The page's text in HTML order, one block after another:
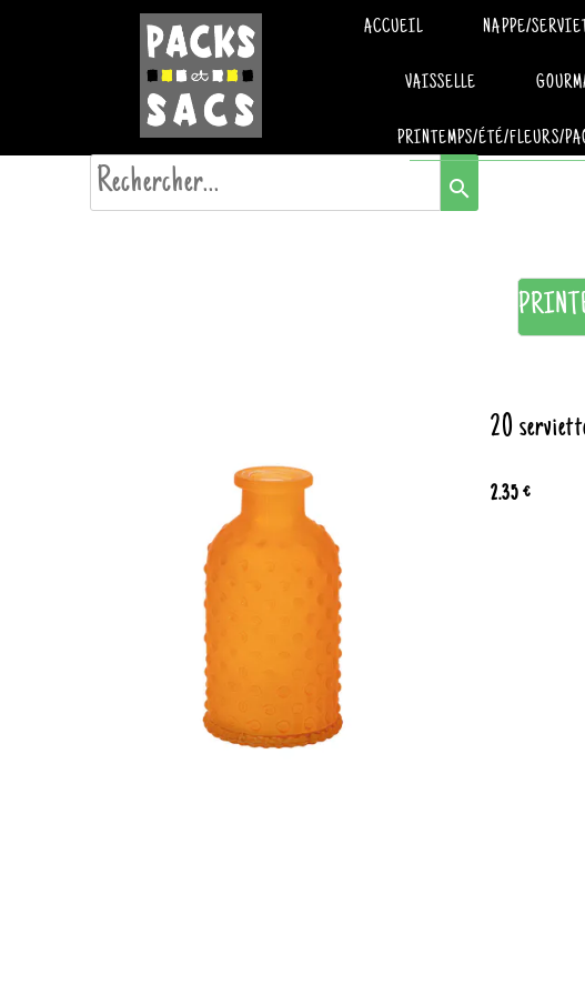
ACCUEIL NAPPE/
VAISSELLE
PRINTEMPS/ÉTÉ/FLEURS/
search
20
2.35 €